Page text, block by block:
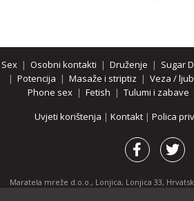
Sex| Osobni kontakti | Druženje | Sugar
| Potencija | Masaže i striptiz | Veza /
Phone sex| Fetish | Tulumi i zabave
Uvjeti korištenja | Kontakt | Polica
Maratela mreže d.o.o., Lonjica, Lonjica 33,
godina zabranjeno je pregledavanje